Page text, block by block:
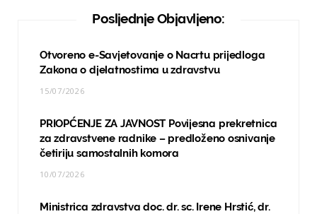
Posljednje Objavljeno:
Otvoreno e-Savjetovanje o Nacrtu prijedloga
Zakona o djelatnostima u zdravstvu
15/07/2026
PRIOPĆENJE ZA JAVNOST Povijesna prekretnica
za zdravstvene radnike – predloženo osnivanje
četiriju samostalnih komora
10/07/2026
Ministrica zdravstva doc. dr. sc. Irene Hrstić, dr.